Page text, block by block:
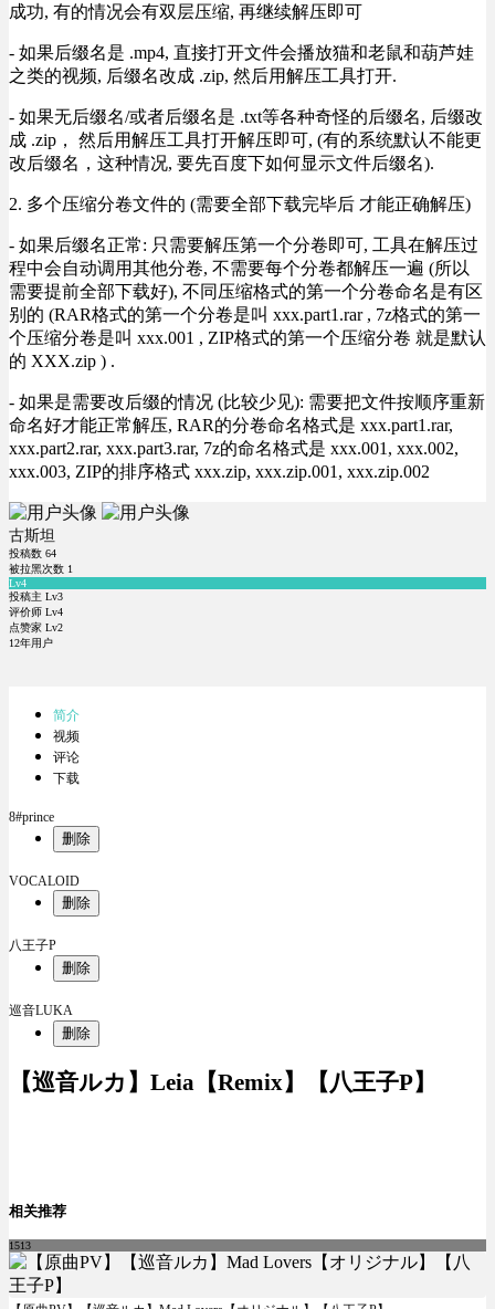
成功, 有的情况会有双层压缩, 再继续解压即可
- 如果后缀名是 .mp4, 直接打开文件会播放猫和老鼠和葫芦娃
之类的视频, 后缀名改成 .zip, 然后用解压工具打开.
- 如果无后缀名/或者后缀名是 .txt等各种奇怪的后缀名, 后缀改
成 .zip， 然后用解压工具打开解压即可, (有的系统默认不能更
改后缀名，这种情况, 要先百度下如何显示文件后缀名).
2. 多个压缩分卷文件的 (需要全部下载完毕后 才能正确解压)
- 如果后缀名正常: 只需要解压第一个分卷即可, 工具在解压过
程中会自动调用其他分卷, 不需要每个分卷都解压一遍 (所以
需要提前全部下载好), 不同压缩格式的第一个分卷命名是有区
别的 (RAR格式的第一个分卷是叫 xxx.part1.rar , 7z格式的第一
个压缩分卷是叫 xxx.001 , ZIP格式的第一个压缩分卷 就是默认
的 XXX.zip ) .
- 如果是需要改后缀的情况 (比较少见): 需要把文件按顺序重新
命名好才能正常解压, RAR的分卷命名格式是 xxx.part1.rar,
xxx.part2.rar, xxx.part3.rar, 7z的命名格式是 xxx.001, xxx.002,
xxx.003, ZIP的排序格式 xxx.zip, xxx.zip.001, xxx.zip.002
古斯坦
投稿数 64
被拉黑次数 1
Lv4
投稿主 Lv3
评价师 Lv4
点赞家 Lv2
12年用户
简介
视频
评论
下载
8#prince
删除
VOCALOID
删除
八王子P
删除
巡音LUKA
删除
【巡音ルカ】Leia【Remix】【八王子P】
相关推荐
1513